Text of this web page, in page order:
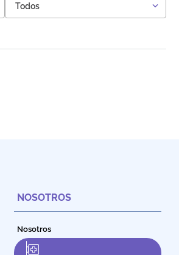
Todos
NOSOTROS
Nosotros